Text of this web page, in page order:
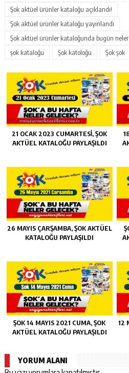
Şok aktüel ürünler kataloğu açıklandı!
Şok aktüel ürünler kataloğu yayınlandı
Şok aktüel ürünler kataloğunda bugün
şok kataloğu
Şok katoloğu Şok şok
21 OCAK 2023 CUMARTESI, ŞOK
AKTÜEL KATALOĞU PAYLAŞILDI
26 MAYIS ÇARŞAMBA, ŞOK AKTÜEL
KATALOĞU PAYLAŞILDI
ŞOK 14 MAYIS 2021 CUMA, ŞOK
AKTÜEL KATALOĞU PAYLAŞILDI
12
YORUM ALANI